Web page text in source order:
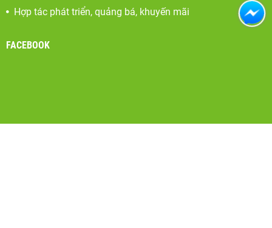
Hợp tác phát triển, quảng bá, khuyến mãi
FACEBOOK